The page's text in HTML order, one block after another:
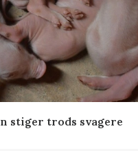
stiger trods svagere